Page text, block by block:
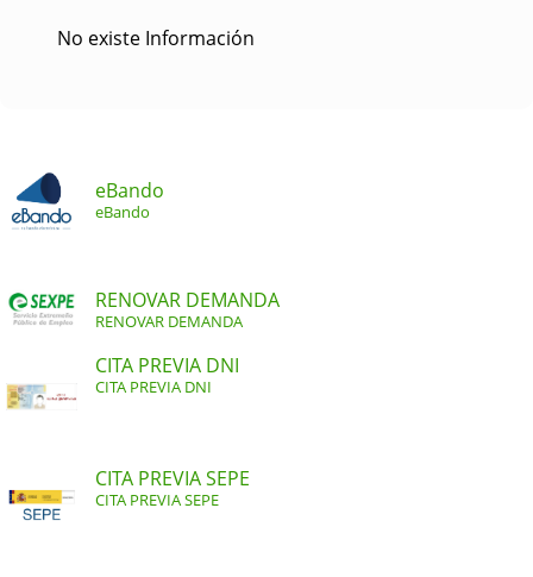
No existe Información
eBando
eBando
RENOVAR DEMANDA
RENOVAR DEMANDA
CITA PREVIA DNI
CITA PREVIA DNI
CITA PREVIA SEPE
CITA PREVIA SEPE